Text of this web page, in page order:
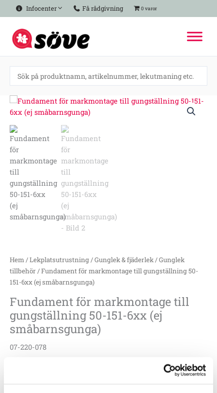
Hoppa
till
innehåll
Infocenter Få rådgivning 0 varor
Hem/Lekplatsutrustning/Gunglek & fjäderlek/Gunglek
tillbehör/ Fundament för markmontage till gungställning 50-
151-6xx (ej småbarnsgunga)
Fundament för markmontage till
gungställning 50-151-6xx (ej
småbarnsgunga)
07-220-078
MITTEN BEN
Fundament
för
markmontage
till
gungställning
151-
(ej
småbarnsgunga)
mängd